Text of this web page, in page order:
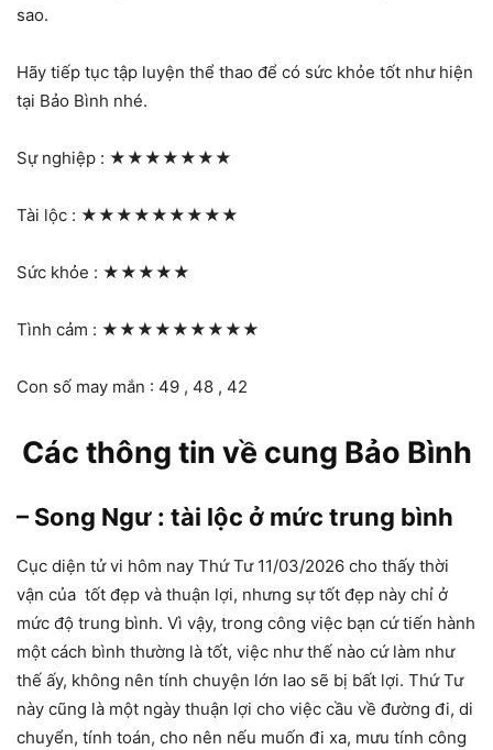
sao.
Hãy tiếp tục tập luyện thể thao để có sức khỏe tốt như hiện
tại Bảo Bình nhé.
Sự nghiệp : ★★★★★★★
Tài lộc : ★★★★★★★★★
Sức khỏe : ★★★★★
Tình cảm : ★★★★★★★★★
Con số may mắn : 49 , 48 , 42
Các thông tin về cung Bảo Bình
– Song Ngư : tài lộc ở mức trung bình
Cục diện tử vi hôm nay Thứ Tư 11/03/2026 cho thấy thời
vận của tốt đẹp và thuận lợi, nhưng sự tốt đẹp này chỉ ở
mức độ trung bình. Vì vậy, trong công việc bạn cứ tiến hành
một cách bình thường là tốt, việc như thế nào cứ làm như
thế ấy, không nên tính chuyện lớn lao sẽ bị bất lợi. Thứ Tư
này cũng là một ngày thuận lợi cho việc cầu về đường đi, di
chuyển, tính toán, cho nên nếu muốn đi xa, mưu tính công